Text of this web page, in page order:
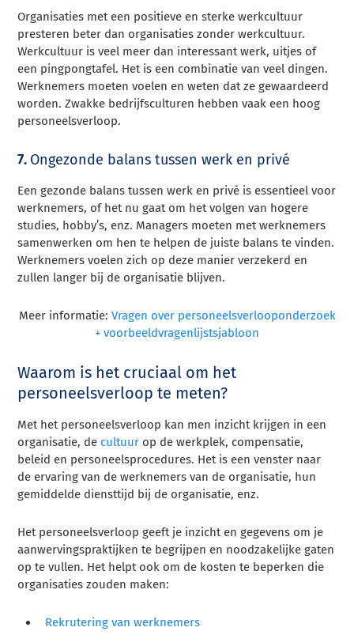
Organisaties met een positieve en sterke werkcultuur
presteren beter dan organisaties zonder werkcultuur.
Werkcultuur is veel meer dan interessant werk, uitjes of
een pingpongtafel. Het is een combinatie van veel dingen.
Werknemers moeten voelen en weten dat ze gewaardeerd
worden. Zwakke bedrijfsculturen hebben vaak een hoog
personeelsverloop.
7. Ongezonde balans tussen werk en privé
Een gezonde balans tussen werk en privé is essentieel voor
werknemers, of het nu gaat om het volgen van hogere
studies, hobby’s, enz. Managers moeten met werknemers
samenwerken om hen te helpen de juiste balans te vinden.
Werknemers voelen zich op deze manier verzekerd en
zullen langer bij de organisatie blijven.
Meer informatie: Vragen over personeelsverlooponderzoek
+ voorbeeldvragenlijstsjabloon
Waarom is het cruciaal om het
personeelsverloop te meten?
Met het personeelsverloop kan men inzicht krijgen in een
organisatie, de cultuur op de werkplek, compensatie,
beleid en personeelsprocedures. Het is een venster naar
de ervaring van de werknemers van de organisatie, hun
gemiddelde diensttijd bij de organisatie, enz.
Het personeelsverloop geeft je inzicht en gegevens om je
aanwervingspraktijken te begrijpen en noodzakelijke gaten
op te vullen. Het helpt ook om de kosten te beperken die
organisaties zouden maken:
Rekrutering van werknemers